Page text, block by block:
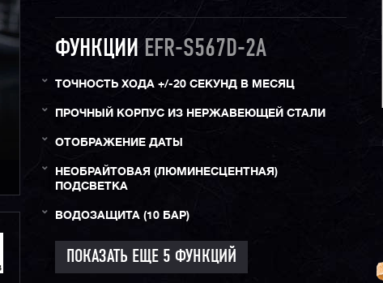
ФУНКЦИИ EFR-S567D-2A
ТОЧНОСТЬ ХОДА +/-20 СЕКУНД В МЕСЯЦ
ПРОЧНЫЙ КОРПУС ИЗ НЕРЖАВЕЮЩЕЙ СТАЛИ
ОТОБРАЖЕНИЕ ДАТЫ
НЕОБРАЙТОВАЯ (ЛЮМИНЕСЦЕНТНАЯ)
ПОДСВЕТКА
ВОДОЗАЩИТА (10 БАР)